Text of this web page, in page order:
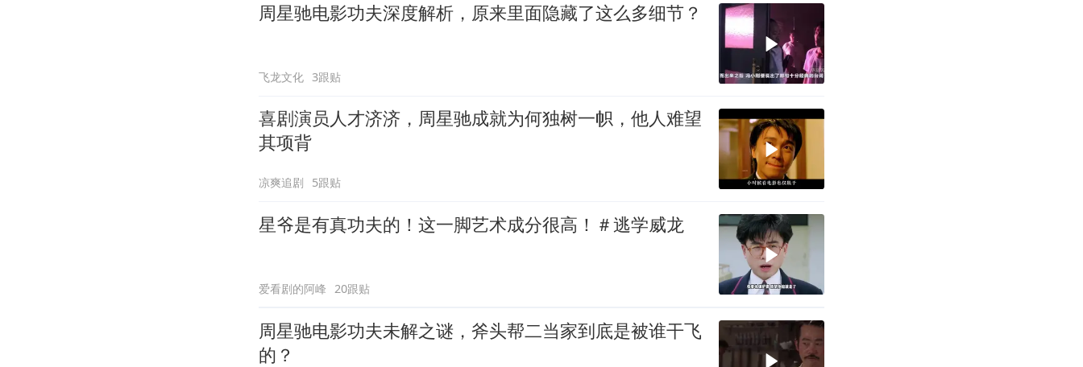
周星驰电影功夫深度解析，原来里面隐藏了这么多细节？
飞龙文化 3跟贴
喜剧演员人才济济，周星驰成就为何独树一帜，他人难望
其项背
凉爽追剧 5跟贴
星爷是有真功夫的！这一脚艺术成分很高！＃逃学威龙
爱看剧的阿峰 20跟贴
周星驰电影功夫未解之谜，斧头帮二当家到底是被谁干飞
的？